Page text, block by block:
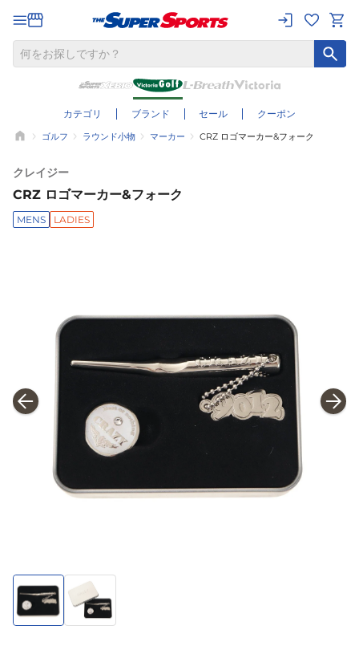
カテゴリ ブランド セール クーポン
ゴルフ ラウンド小物 マーカー CRZ ロゴマーカー&フォーク
クレイジー
CRZ ロゴマーカー&フォーク
MENS LADIES